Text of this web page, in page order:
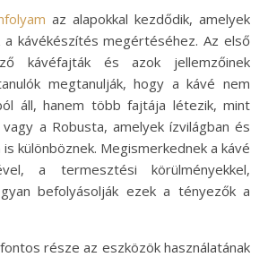
az alapokkal kezdődik, amelyek
a kávékészítés megértéséhez. Az első
kávéfajták és azok jellemzőinek
megtanulják, hogy a kávé nem
áll, hanem több fajtája létezik, mint
a Robusta, amelyek ízvilágban és
különböznek. Megismerkednek a kávé
a termesztési körülményekkel,
befolyásolják ezek a tényezők a
része az eszközök használatának